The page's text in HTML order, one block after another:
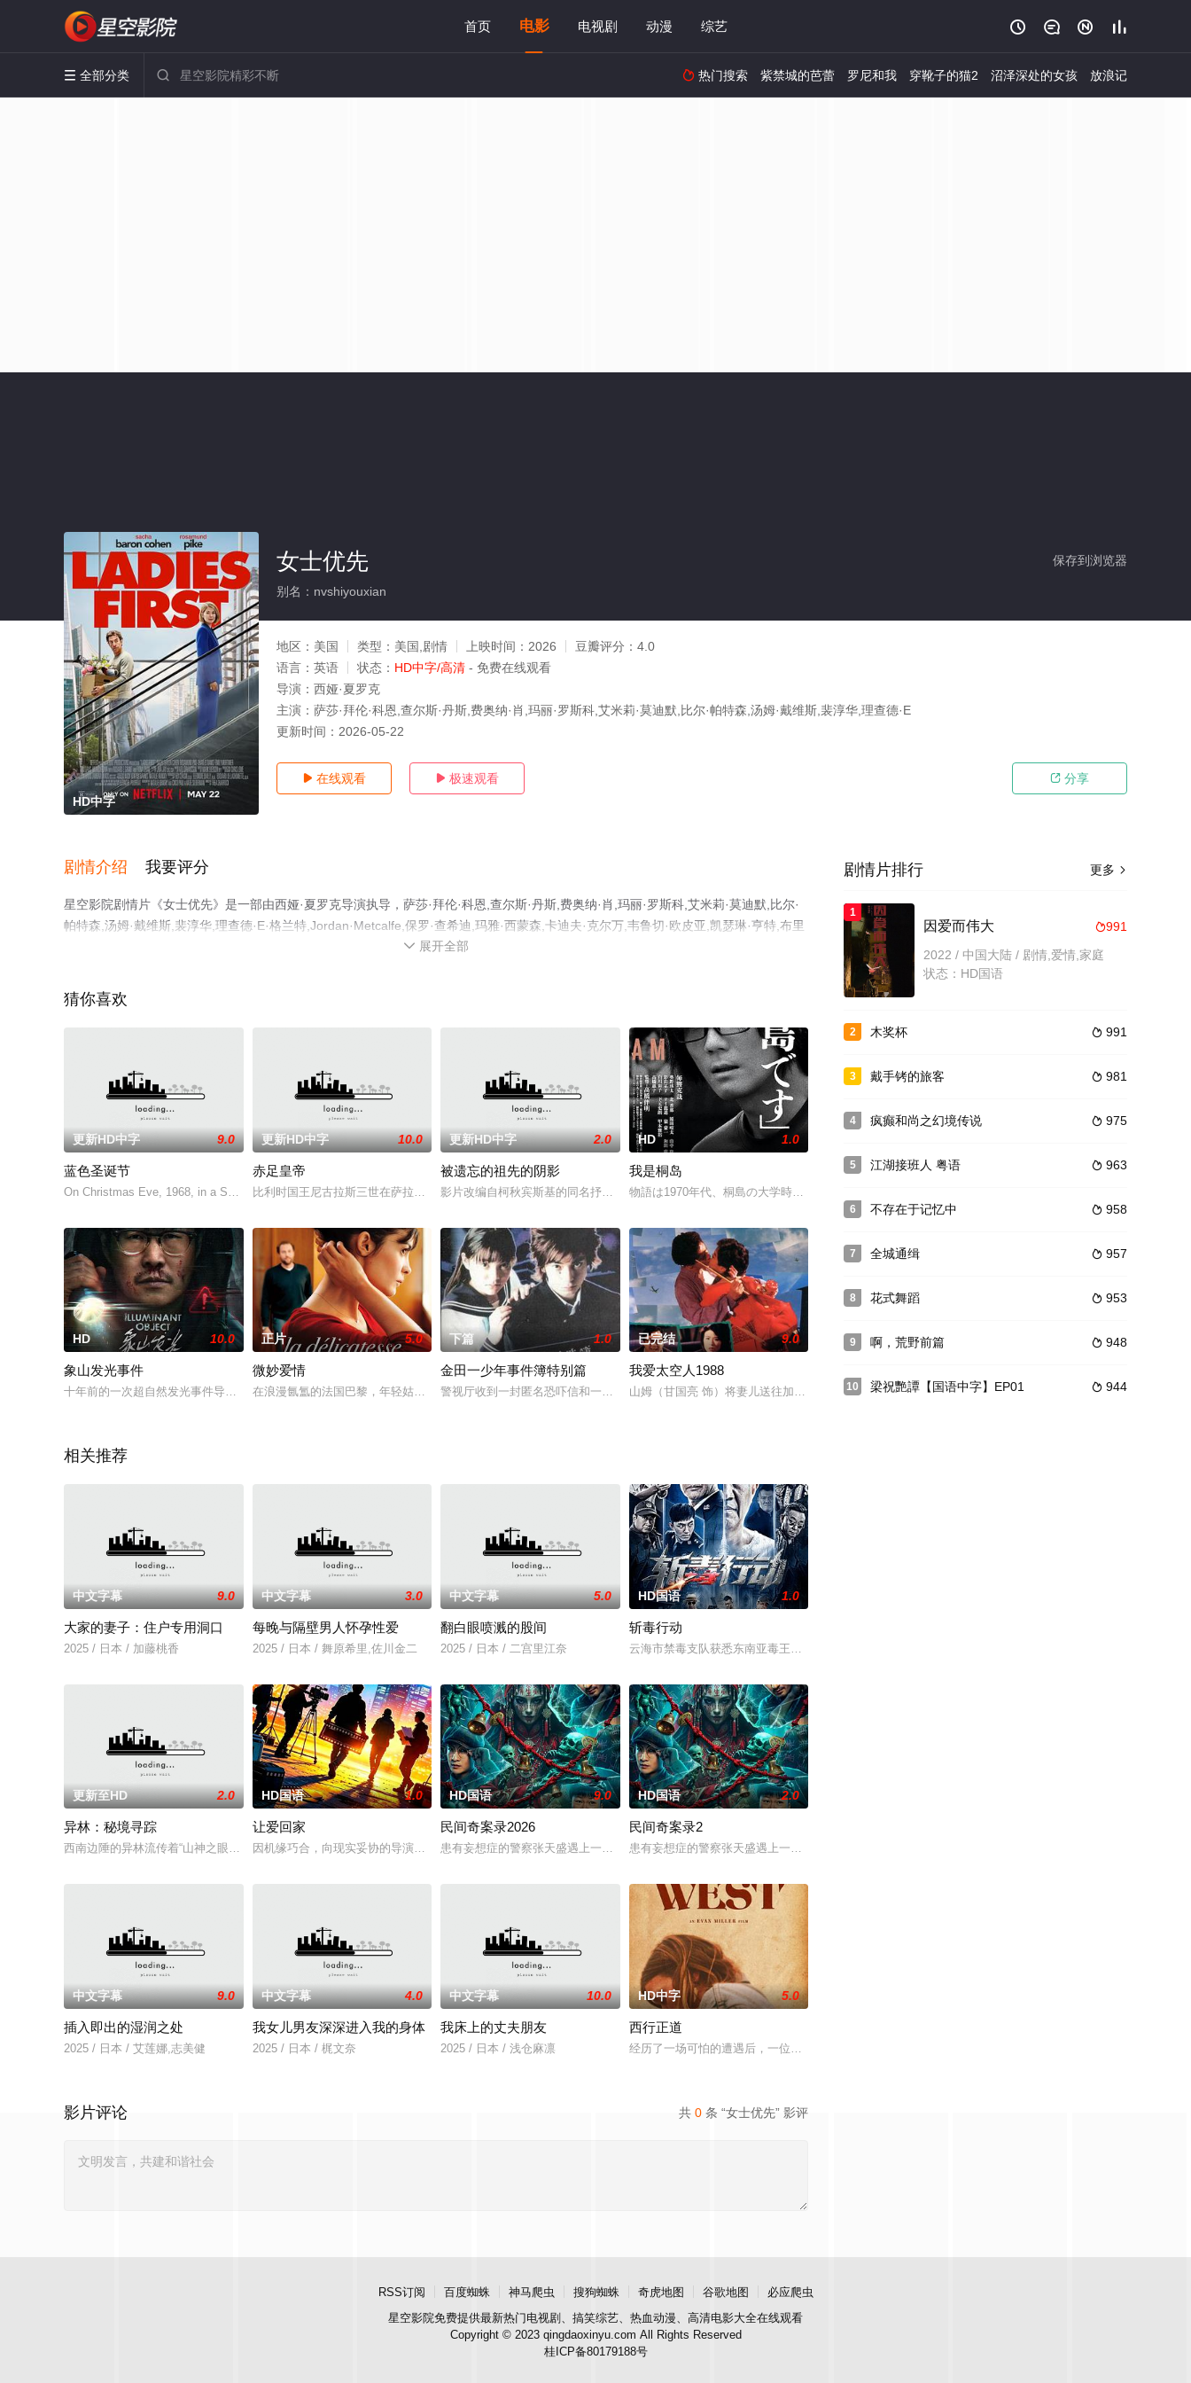
首页 电影 电视剧 动漫 综艺    
 全部分类   热门搜索 紫禁城的芭蕾 罗尼和我 穿靴子的猫2 沼泽深处的女孩 放浪记
HD中字
保存到浏览器
女士优先
别名：nvshiyouxian
地区： 美国 类型： 美国,剧情 上映时间： 2026 豆瓣评分： 4.0
语言： 英语 状态： HD中字/高清 - 免费在线观看
导演： 西娅·夏罗克
主演： 萨莎·拜伦·科恩,查尔斯·丹斯,费奥纳·肖,玛丽·罗斯科,艾米莉·莫迪默,比尔·帕特森,汤姆·戴维斯,裴淳华,理查德·E
更新时间： 2026-05-22
 在线观看  极速观看  分享
剧情介绍 我要评分
星空影院剧情片《女士优先》是一部由西娅·夏罗克导演执导，萨莎·拜伦·科恩,查尔斯·丹斯,费奥纳·肖,玛丽·罗斯科,艾米莉·莫迪默,比尔·
帕特森,汤姆·戴维斯,裴淳华,理查德·E·格兰特,Jordan·Metcalfe,保罗·查希迪,玛雅·西蒙森,卡迪夫·克尔万,韦鲁切·欧皮亚,凯瑟琳·亨特,布里
吉塔·罗伊,Michael·Sheldon,丹尼·艾肖克,Ashley·Bagley,Dani·M等演员精彩演绎的美国电影，手机免费观看高清未删减完整版电影大全
 展开全部
猜你喜欢
更新HD中字 9.0
蓝色圣诞节
On Christmas Eve, 1968, in a Scottish coastal town, a
更新HD中字 10.0
赤足皇帝
比利时国王尼古拉斯三世在萨拉热窝不幸中弹，伤到了他的耳朵。醒来后他发现自己身处于克罗地亚的一座小岛上的疗养
更新HD中字 2.0
被遗忘的祖先的阴影
影片改编自柯秋宾斯基的同名抒情小说。导演把情节拆散为“伊凡和玛丽奇卡”、“波洛尼纳”、“孤独”、“伊凡和巴
HD 1.0
我是桐岛
物語は1970年代、桐島の大学時代から始まる。反日武装戦線の活動に共鳴して行動をともにしていた彼は、
HD 10.0
象山发光事件
十年前的一次超自然发光事件导致张鹏（小沈阳 饰）的好友神秘失踪，十年后，张鹏跟随摄制组重返事发地寻找真相。
正片 5.0
微妙爱情
在浪漫氤氲的法国巴黎，年轻姑娘娜塔莉（奥黛丽·塔图 Audrey Tautou 饰）曾经拥有完美的爱情和快
下篇 1.0
金田一少年事件簿特别篇
警视厅收到一封匿名恐吓信和一个样态扭曲的傀儡娃娃，预告幻想魔术团已被诅咒，且全员将在3天后往北海道演出的途
已完结 9.0
我爱太空人1988
山姆（甘国亮 饰）将妻儿送往加拿大后只身一人返回香港，却发现自己在公司里的位置早已经被人替代。阿珍
相关推荐
中文字幕 9.0
大家的妻子：住户专用洞口
2025 / 日本 / 加藤桃香
中文字幕 3.0
每晚与隔壁男人怀孕性爱
2025 / 日本 / 舞原希里,佐川金二
中文字幕 5.0
翻白眼喷溅的股间
2025 / 日本 / 二宫里江奈
HD国语 1.0
斩毒行动
云海市禁毒支队获悉东南亚毒王廖爷将携600余公斤毒品来云交易，火速成立“斩毒行动”专案组，借调警员安迪
更新至HD 2.0
异林：秘境寻踪
西南边陲的异林流传着“山神之眼”的恐怖传说，生物系学生苏瑶与同学进山科考，却因遭遇飓风来袭而失联。救援副队
HD国语 1.0
让爱回家
因机缘巧合，向现实妥协的导演朱达仁萌生拍一部《河南人在北京》电影的念头，在说服主编姚松、老乡韩战、二房东杨
HD国语 9.0
民间奇案录2026
患有妄想症的警察张天盛遇上一起离奇的神像杀人事件，勘案过程中，牵引出“婴胎报仇”，“娘娘索命”等一连串妖异
HD国语 2.0
民间奇案录2
患有妄想症的警察张天盛遇上一起离奇的神像杀人事件，勘案过程中，牵引出“婴胎报仇”，“娘娘索命”等一连串
中文字幕 9.0
插入即出的湿润之处
2025 / 日本 / 艾莲娜,志美健
中文字幕 4.0
我女儿男友深深进入我的身体
2025 / 日本 / 梶文奈
中文字幕 10.0
我床上的丈夫朋友
2025 / 日本 / 浅仓麻凛
HD中字 5.0
西行正道
经历了一场可怕的遭遇后，一位小镇女子向疏远的哥哥借了钱，独自一人踏上穿越西德克萨斯州的旅程，寻求
共 0 条 “女士优先” 影评
影片评论
更多 
剧情片排行
1
991
因爱而伟大
2022 / 中国大陆 / 剧情,爱情,家庭
状态：HD国语
2  991
木奖杯
3  981
戴手铐的旅客
4  975
疯癫和尚之幻境传说
5  963
江湖接班人 粤语
6  958
不存在于记忆中
7  957
全城通缉
8  953
花式舞蹈
9  948
啊，荒野前篇
10  944
梁祝艷譚【国语中字】EP01
RSS订阅 百度蜘蛛 神马爬虫 搜狗蜘蛛 奇虎地图 谷歌地图
必应爬虫
星空影院免费提供最新热门电视剧、搞笑综艺、热血动漫、高清电影大全在线观看
Copyright © 2023 qingdaoxinyu.com All Rights Reserved
桂ICP备80179188号